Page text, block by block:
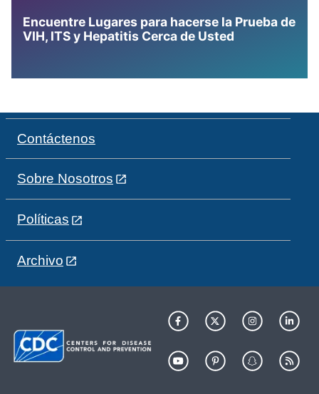
Encuentre Lugares para hacerse la Prueba de
VIH, ITS y Hepatitis Cerca de Usted
Contáctenos
Sobre Nosotros
Políticas
Archivo